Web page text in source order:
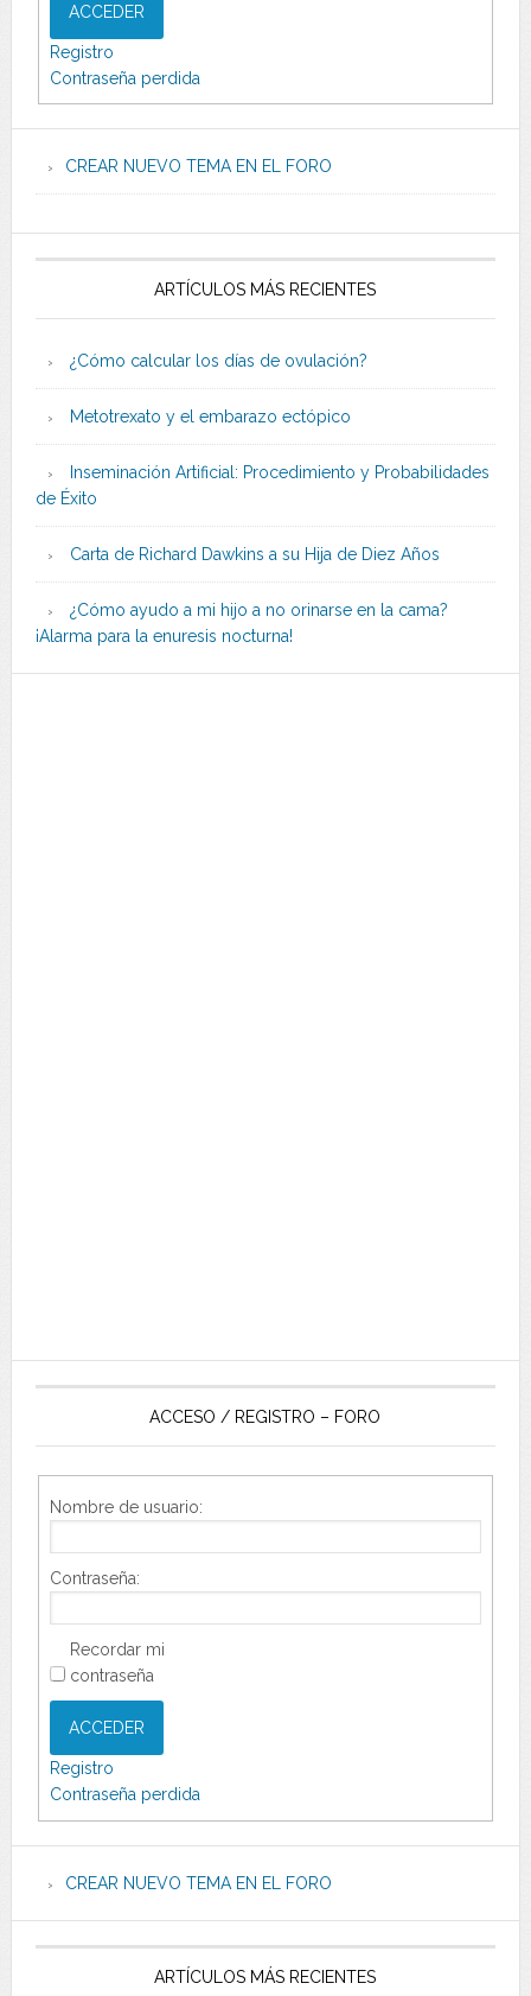
ACCEDER
Registro
Contraseña perdida
CREAR NUEVO TEMA EN EL FORO
ARTÍCULOS MÁS RECIENTES
¿Cómo calcular los días de ovulación?
Metotrexato y el embarazo ectópico
Inseminación Artificial: Procedimiento y Probabilidades
de Éxito
Carta de Richard Dawkins a su Hija de Diez Años
¿Cómo ayudo a mi hijo a no orinarse en la cama?
¡Alarma para la enuresis nocturna!
ACCESO / REGISTRO – FORO
Nombre de usuario:
Contraseña:
Recordar mi
contraseña
ACCEDER
Registro
Contraseña perdida
CREAR NUEVO TEMA EN EL FORO
ARTÍCULOS MÁS RECIENTES